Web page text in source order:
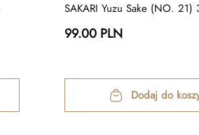
SAKARI Yuzu Sake (NO. 21)
99.00 PLN
Dodaj do